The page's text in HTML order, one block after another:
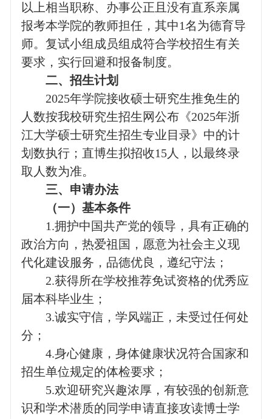
以上相当职称、办事公正且没有直系亲属
报考本学院的教师担任，其中1名为德育导
师。复试小组成员组成符合学校招生有关
要求，实行回避和报备制度。
二、招生计划
2025年学院接收硕士研究生推免生的
人数按我校研究生招生网公布《2025年浙
江大学硕士研究生招生专业目录》中的计
划数执行；直博生拟招收15人，以最终录
取人数为准。
三、申请办法
（一）基本条件
1.拥护中国共产党的领导，具有正确的
政治方向，热爱祖国，愿意为社会主义现
代化建设服务，品德优良，遵纪守法；
2.获得所在学校推荐免试资格的优秀应
届本科毕业生；
3.诚实守信，学风端正，未受过任何处
分；
4.身心健康，身体健康状况符合国家和
招生单位规定的体检要求；
5.欢迎研究兴趣浓厚，有较强的创新意
识和学术潜质的同学申请直接攻读博士学